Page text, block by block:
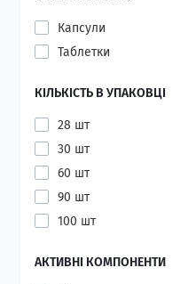
Капсули
Таблетки
КІЛЬКІСТЬ В УПАКОВЦІ
28 шт
30 шт
60 шт
90 шт
100 шт
АКТИВНІ КОМПОНЕНТИ